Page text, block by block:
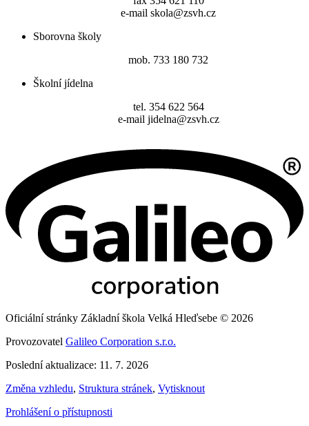
e-mail skola@zsvh.cz
Sborovna školy
mob. 733 180 732
Školní jídelna
tel. 354 622 564
e-mail jidelna@zsvh.cz
Oficiální stránky Základní škola Velká Hleďsebe © 2026
Provozovatel Galileo Corporation s.r.o.
Poslední aktualizace: 11. 7. 2026
Změna vzhledu, Struktura stránek, Vytisknout
Prohlášení o přístupnosti